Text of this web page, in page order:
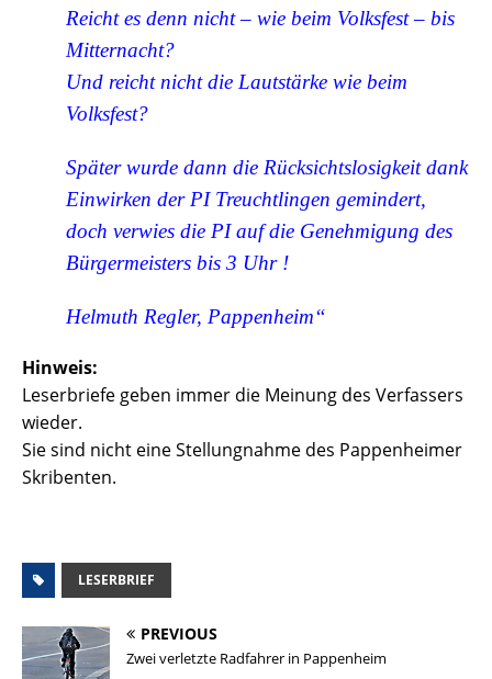
Reicht es denn nicht – wie beim Volksfest – bis
Mitternacht?
Und reicht nicht die Lautstärke wie beim
Volksfest?
Später wurde dann die Rücksichtslosigkeit dank
Einwirken der PI Treuchtlingen gemindert,
doch verwies die PI auf die Genehmigung des
Bürgermeisters bis 3 Uhr !
Helmuth Regler, Pappenheim“
Hinweis:
Leserbriefe geben immer die Meinung des Verfassers
wieder.
Sie sind nicht eine Stellungnahme des Pappenheimer
Skribenten.
LESERBRIEF
PREVIOUS
Zwei verletzte Radfahrer in Pappenheim